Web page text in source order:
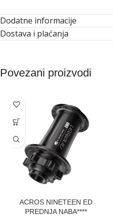
Dodatne informacije
Dostava i plaćanja
Povezani proizvodi
ACROS NINETEEN ED
PREDNJA NABA****